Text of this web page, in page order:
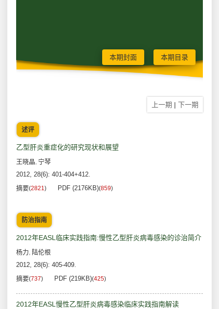
本期封面 本期目录
上一期 | 下一期
述评
乙型肝炎重症化的研究现状和展望
王晓晶, 宁琴
2012, 28(6): 401-404+412.
摘要(2821) PDF (2176KB)(859)
防治指南
2012年EASL临床实践指南:慢性乙型肝炎病毒感染的诊治简介
杨力, 陆伦根
2012, 28(6): 405-409.
摘要(737) PDF (219KB)(425)
2012年EASL慢性乙型肝炎病毒感染临床实践指南解读